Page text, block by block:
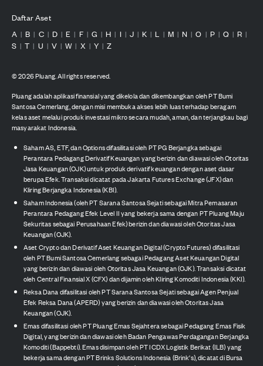
Daftar Aset
A | B | C | D | E | F | G | H | I | J | K | L | M | N | O | P | Q | R |
S | T | U | V | W | X | Y | Z
©2026Pluang. All rights reserved.
Pluang adalah aplikasi finansial yang dikelola dan dikembangkan oleh PT Bumi
Santosa Cemerlang, dengan misi membuka akses lebih luas terhadap beragam
kelas aset melalui produk investasi mikro secara mudah, aman, dan terjangkau bagi
masyarakat Indonesia.
Saham AS, ETF, dan Options difasilitasi oleh PT PG Berjangka sebagai
Perantara Pedagang Derivatif Keuangan yang berizin dan diawasi oleh Otoritas
Jasa Keuangan (OJK) untuk produk derivatif keuangan dengan aset dasar
berupa Efek. Transaksi dicatat pada Jakarta Futures Exchange (JFX) dan
Kliring Berjangka Indonesia (KBI).
Saham Indonesia (oleh PT Sarana Santosa Sejati sebagai Mitra Pemasaran
Perantara Pedagang Efek Level II yang bekerja sama dengan PT Pluang Maju
Sekuritas sebagai Perusahaan Efek) berizin dan diawasi oleh Otoritas Jasa
Keuangan (OJK).
Aset Crypto dan Derivatif Aset Keuangan Digital (Crypto Futures) difasilitasi
oleh PT Bumi Santosa Cemerlang sebagai Pedagang Aset Keuangan Digital
yang berizin dan diawasi oleh Otoritas Jasa Keuangan (OJK). Transaksi dicatat
oleh Central Finansial X (CFX) dan dijamin oleh Kliring Komoditi Indonesia (KKI).
Reksa Dana difasilitasi oleh PT Sarana Santosa Sejati sebagai Agen Penjual
Efek Reksa Dana (APERD) yang berizin dan diawasi oleh Otoritas Jasa
Keuangan (OJK).
Emas difasilitasi oleh PT Pluang Emas Sejahtera sebagai Pedagang Emas Fisik
Digital, yang berizin dan diawasi oleh Badan Pengawas Perdagangan Berjangka
Komoditi (Bappebti). Emas disimpan oleh PT ICDX Logistik Berikat (ILB) yang
bekerja sama dengan PT Brinks Solutions Indonesia (Brink's), dicatat di Bursa